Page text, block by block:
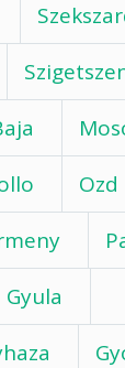
Ozd
Gyula